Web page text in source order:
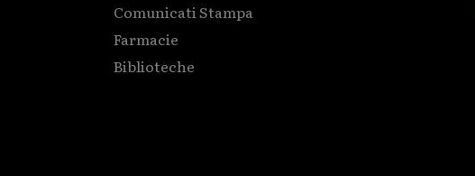
Comunicati Stampa
Farmacie
Biblioteche